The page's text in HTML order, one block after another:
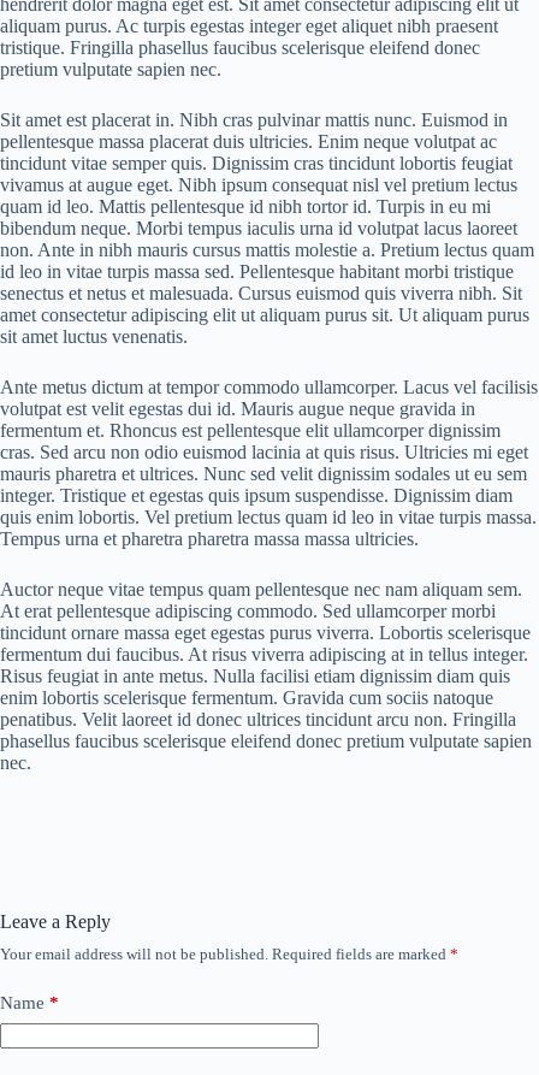
hendrerit dolor magna eget est. Sit amet consectetur adipiscing elit ut
aliquam purus. Ac turpis egestas integer eget aliquet nibh praesent
tristique. Fringilla phasellus faucibus scelerisque eleifend donec
pretium vulputate sapien nec.
Sit amet est placerat in. Nibh cras pulvinar mattis nunc. Euismod in
pellentesque massa placerat duis ultricies. Enim neque volutpat ac
tincidunt vitae semper quis. Dignissim cras tincidunt lobortis feugiat
vivamus at augue eget. Nibh ipsum consequat nisl vel pretium lectus
quam id leo. Mattis pellentesque id nibh tortor id. Turpis in eu mi
bibendum neque. Morbi tempus iaculis urna id volutpat lacus laoreet
non. Ante in nibh mauris cursus mattis molestie a. Pretium lectus quam
id leo in vitae turpis massa sed. Pellentesque habitant morbi tristique
senectus et netus et malesuada. Cursus euismod quis viverra nibh. Sit
amet consectetur adipiscing elit ut aliquam purus sit. Ut aliquam purus
sit amet luctus venenatis.
Ante metus dictum at tempor commodo ullamcorper. Lacus vel facilisis
volutpat est velit egestas dui id. Mauris augue neque gravida in
fermentum et. Rhoncus est pellentesque elit ullamcorper dignissim
cras. Sed arcu non odio euismod lacinia at quis risus. Ultricies mi eget
mauris pharetra et ultrices. Nunc sed velit dignissim sodales ut eu sem
integer. Tristique et egestas quis ipsum suspendisse. Dignissim diam
quis enim lobortis. Vel pretium lectus quam id leo in vitae turpis massa.
Tempus urna et pharetra pharetra massa massa ultricies.
Auctor neque vitae tempus quam pellentesque nec nam aliquam sem.
At erat pellentesque adipiscing commodo. Sed ullamcorper morbi
tincidunt ornare massa eget egestas purus viverra. Lobortis scelerisque
fermentum dui faucibus. At risus viverra adipiscing at in tellus integer.
Risus feugiat in ante metus. Nulla facilisi etiam dignissim diam quis
enim lobortis scelerisque fermentum. Gravida cum sociis natoque
penatibus. Velit laoreet id donec ultrices tincidunt arcu non. Fringilla
phasellus faucibus scelerisque eleifend donec pretium vulputate sapien
nec.
Leave a Reply
Your email address will not be published. Required fields are marked *
Name *